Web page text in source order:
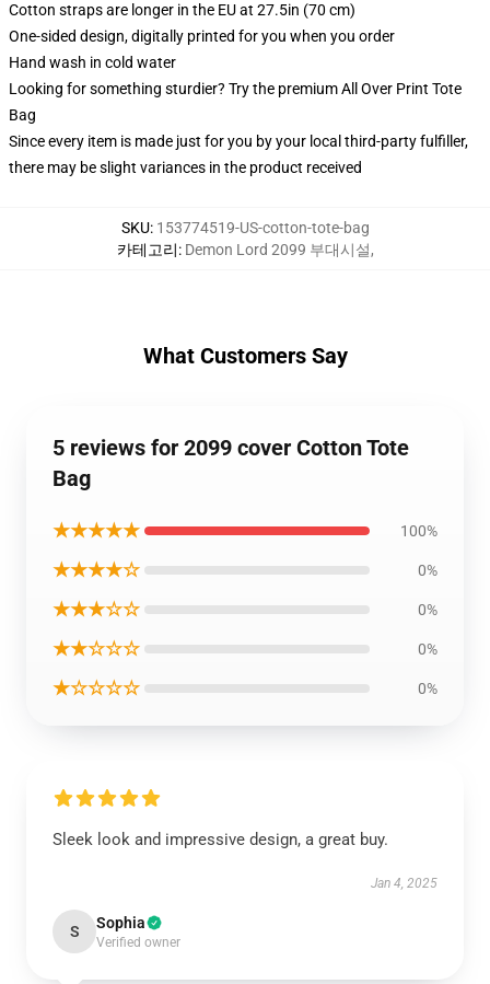
Cotton straps are longer in the EU at 27.5in (70 cm)
One-sided design, digitally printed for you when you order
Hand wash in cold water
Looking for something sturdier? Try the premium All Over Print Tote
Bag
Since every item is made just for you by your local third-party fulfiller,
there may be slight variances in the product received
SKU: 153774519-US-cotton-tote-bag
카테고리: Demon Lord 2099 부대시설,
What Customers Say
5 reviews for 2099 cover Cotton Tote
Bag
★★★★★ 100%
★★★★☆ 0%
★★★☆☆ 0%
★★☆☆☆ 0%
★☆☆☆☆ 0%
Sleek look and impressive design, a great buy.
Jan 4, 2025
S Sophia
Verified owner